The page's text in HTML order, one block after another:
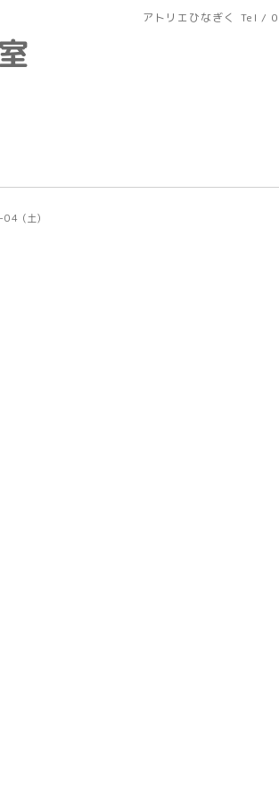
アトリエひなぎく Tel /
(土)